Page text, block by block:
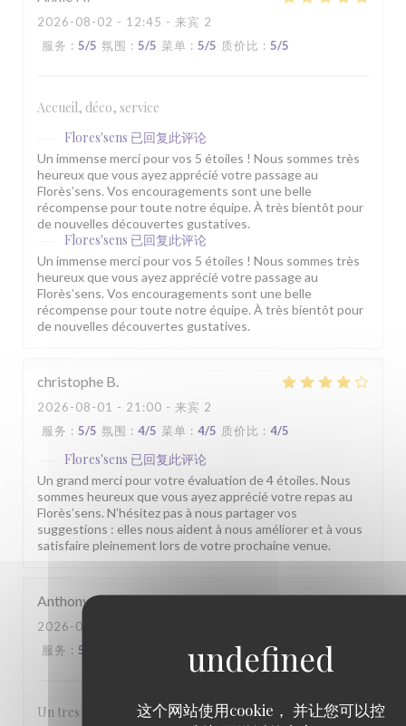
这个网站使用cookie， 并让您可以控
2026-08-02 - 12:45 - 来宾 2
服务 : 5/5 氛围 : 5/5 菜单 : 5/5 质价比 : 5/5
Accueil, déco, service
Flores'sens 已回复此评论
Un immense merci pour vos 5 étoiles ! Nous sommes très
heureux que vous ayez apprécié votre passage au
Florès’sens. Vos encouragements sont une belle
récompense pour toute notre équipe. À très bientôt pour
de nouvelles découvertes gustatives.
Flores'sens 已回复此评论
Un immense merci pour vos 5 étoiles ! Nous sommes très
heureux que vous ayez apprécié votre passage au
Florès’sens. Vos encouragements sont une belle
récompense pour toute notre équipe. À très bientôt pour
de nouvelles découvertes gustatives.
christophe B
2026-08-01 - 21:00 - 来宾 2
服务 : 5/5 氛围 : 4/5 菜单 : 4/5 质价比 : 4/5
Flores'sens 已回复此评论
Un grand merci pour votre évaluation de 4 étoiles. Nous
sommes heureux que vous ayez apprécié votre repas au
Florès’sens. N’hésitez pas à nous partager vos
suggestions : elles nous aident à nous améliorer et à vous
satisfaire pleinement lors de votre prochaine venue.
AnthonyM
2026-07-31
服务 : 5 质价比 : 5
Un tres bon rapport qualité prix. Belle presentation des